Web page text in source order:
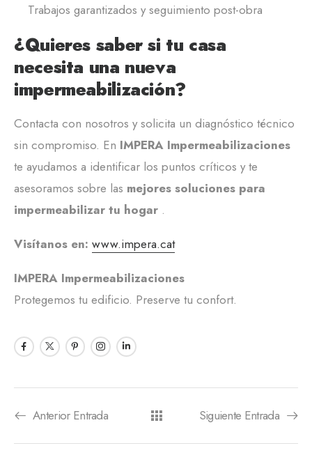
Trabajos garantizados y seguimiento post-obra
¿Quieres saber si tu casa
necesita una nueva
impermeabilización?
Contacta con nosotros y solicita un diagnóstico técnico
sin compromiso. En IMPERA Impermeabilizaciones
te ayudamos a identificar los puntos críticos y te
asesoramos sobre las mejores soluciones para
impermeabilizar tu hogar .
Visítanos en: www.impera.cat
IMPERA Impermeabilizaciones
Protegemos tu edificio. Preserve tu confort.
Anterior Entrada Siguiente Entrada